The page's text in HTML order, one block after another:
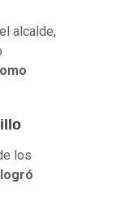
alcalde,
los